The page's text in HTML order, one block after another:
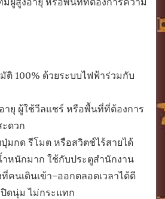
ติ 100% ด้วยระบบไฟฟ้าร่วมกับ
ายุ ผู้ใช้วีลแชร์ หรือพื้นที่ที่ต้องการ
ดวก
มกด รีโมต หรือสวิตช์ไร้สายได้
หนักมาก ใช้กับประตูสำนักงาน
คนเดินเข้า–ออกตลอดเวลาได้ดี
ปิดนุ่ม ไม่กระแทก